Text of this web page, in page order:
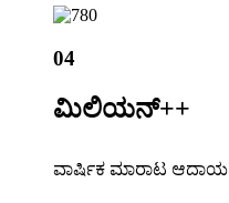
04
ಮಿಲಿಯನ್++
ವಾರ್ಷಿಕ ಮಾರಾಟ ಆದಾಯ